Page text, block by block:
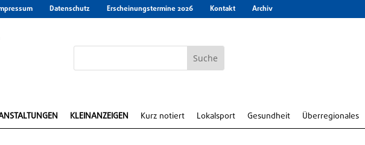
Datenschutz Erscheinungstermine 2026 Kontakt Archiv
KLEINANZEIGEN Kurz notiert Lokalsport Gesundheit Überregionales